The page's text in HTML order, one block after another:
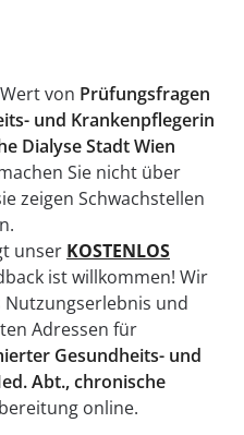
von Prüfungsfragen
und Krankenpflegerin
Dialyse Stadt Wien
Sie nicht über
zeigen Schwachstellen
unser KOSTENLOS
ist willkommen! Wir
und
Adressen für
Gesundheits- und
Abt., chronische
online.